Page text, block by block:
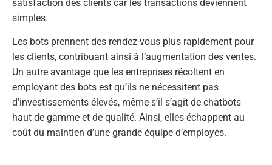
satisfaction des clients car les transactions deviennent
simples.
Les bots prennent des rendez-vous plus rapidement pour
les clients, contribuant ainsi à l’augmentation des ventes.
Un autre avantage que les entreprises récoltent en
employant des bots est qu’ils ne nécessitent pas
d’investissements élevés, même s’il s’agit de chatbots
haut de gamme et de qualité. Ainsi, elles échappent au
coût du maintien d’une grande équipe d’employés.